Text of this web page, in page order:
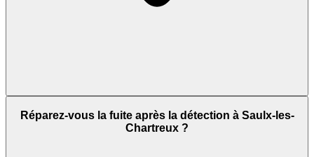
Réparez-vous la fuite après la détection à Saulx-les-
Chartreux ?